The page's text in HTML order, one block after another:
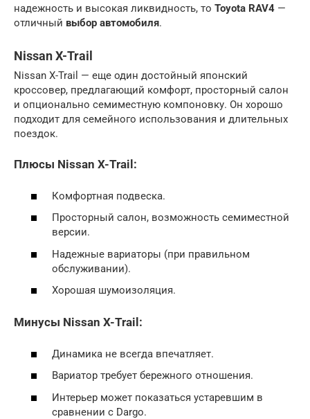
надежность и высокая ликвидность, то Toyota RAV4 —
отличный выбор автомобиля.
Nissan X-Trail
Nissan X-Trail — еще один достойный японский
кроссовер, предлагающий комфорт, просторный салон
и опционально семиместную компоновку. Он хорошо
подходит для семейного использования и длительных
поездок.
Плюсы Nissan X-Trail:
Комфортная подвеска.
Просторный салон, возможность семиместной
версии.
Надежные вариаторы (при правильном
обслуживании).
Хорошая шумоизоляция.
Минусы Nissan X-Trail:
Динамика не всегда впечатляет.
Вариатор требует бережного отношения.
Интерьер может показаться устаревшим в
сравнении с Dargo.